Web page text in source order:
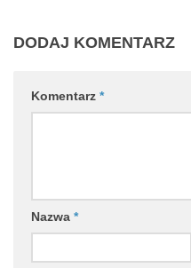
DODAJ KOMENTARZ
Komentarz *
Nazwa *